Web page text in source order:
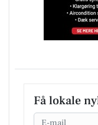
Få lokale
Email